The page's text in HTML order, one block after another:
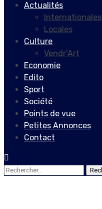
Actualités
Internationales
Locales
Culture
Vendr’Art
Economie
Edito
Sport
Société
Points de vue
Petites Annonces
Contact
Rechercher :